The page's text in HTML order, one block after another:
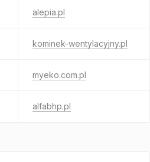
alepia.pl
kominek-wentylacyjny.pl
myeko.com.pl
alfabhp.pl